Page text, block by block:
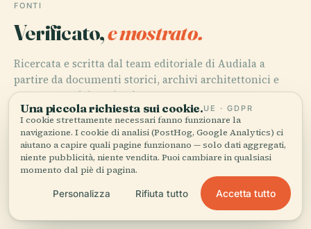
FONTI
Verificato,e mostrato.
Ricercata e scritta dal team editoriale di Audiala a
partire da documenti storici, archivi architettonici e
conoscenza del territorio.
Ultima revisione: April 2026
Visiting Saint Mark’s Coptic Orthodox Cathedral in
Cairo: History, Hours, and Tips, 2025, Egypt Insights
Una piccola richiesta sui cookie.UE · GDPR
I cookie strettamente necessari fanno funzionare la
navigazione. I cookie di analisi (PostHog, Google Analytics) ci
aiutano a capire quali pagine funzionano — solo dati aggregati,
niente pubblicità, niente vendita. Puoi cambiare in qualsiasi
momento dal piè di pagina.
Personalizza Rifiuta tutto Accetta tutto